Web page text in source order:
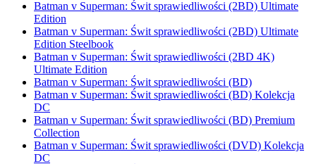
Batman v Superman: Świt sprawiedliwości (2BD) Ultimate
Edition
Batman v Superman: Świt sprawiedliwości (2BD) Ultimate
Edition Steelbook
Batman v Superman: Świt sprawiedliwości (2BD 4K)
Ultimate Edition
Batman v Superman: Świt sprawiedliwości (BD)
Batman v Superman: Świt sprawiedliwości (BD) Kolekcja
DC
Batman v Superman: Świt sprawiedliwości (BD) Premium
Collection
Batman v Superman: Świt sprawiedliwości (DVD) Kolekcja
DC